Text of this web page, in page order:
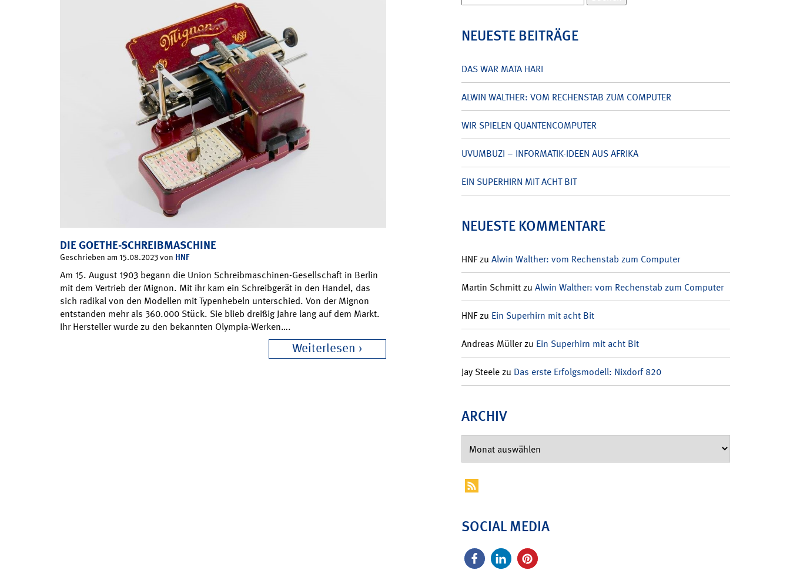
DIE GOETHE-SCHREIBMASCHINE
Geschrieben am 15.08.2023 von HNF
Am 15. August 1903 begann die Union Schreibmaschinen-Gesellschaft in Berlin
mit dem Vertrieb der Mignon. Mit ihr kam ein Schreibgerät in den Handel, das
sich radikal von den Modellen mit Typenhebeln unterschied. Von der Mignon
entstanden mehr als 360.000 Stück. Sie blieb dreißig Jahre lang auf dem Markt.
Ihr Hersteller wurde zu den bekannten Olympia-Werken….
Weiterlesen
nach:
NEUESTE BEITRÄGE
DAS WAR MATA HARI
ALWIN WALTHER: VOM RECHENSTAB ZUM COMPUTER
WIR SPIELEN QUANTENCOMPUTER
UVUMBUZI – INFORMATIK-IDEEN AUS AFRIKA
EIN SUPERHIRN MIT ACHT BIT
NEUESTE KOMMENTARE
HNFzu Alwin Walther: vom Rechenstab zum Computer
Martin Schmittzu Alwin Walther: vom Rechenstab zum Computer
HNFzu Ein Superhirn mit acht Bit
Andreas Müllerzu Ein Superhirn mit acht Bit
Jay Steelezu Das erste Erfolgsmodell: Nixdorf 820
ARCHIV
SOCIAL MEDIA